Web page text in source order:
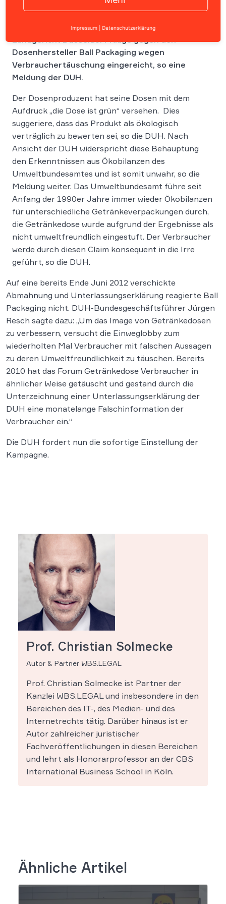
Die Deutsche Umwelthilfe e.V. (DUH) hat beim
Landgericht Düsseldorf Klage gegen den
Dosenhersteller Ball Packaging wegen
Verbrauchertäuschung eingereicht, so eine
Meldung der DUH.
Der Dosenproduzent hat seine Dosen mit dem
Aufdruck „die Dose ist grün“ versehen. Dies
suggeriere, dass das Produkt als ökologisch
verträglich zu bewerten sei, so die DUH. Nach
Ansicht der DUH widerspricht diese Behauptung
den Erkenntnissen aus Ökobilanzen des
Umweltbundesamtes und ist somit unwahr, so die
Meldung weiter. Das Umweltbundesamt führe seit
Anfang der 1990er Jahre immer wieder Ökobilanzen
für unterschiedliche Getränkeverpackungen durch,
die Getränkedose wurde aufgrund der Ergebnisse als
nicht umweltfreundlich eingestuft. Der Verbraucher
werde durch diesen Claim konsequent in die Irre
geführt, so die DUH.
Auf eine bereits Ende Juni 2012 verschickte
Abmahnung und Unterlassungserklärung reagierte Ball
Packaging nicht. DUH-Bundesgeschäftsführer Jürgen
Resch sagte dazu: „Um das Image von Getränkedosen
zu verbessern, versucht die Einweglobby zum
wiederholten Mal Verbraucher mit falschen Aussagen
zu deren Umweltfreundlichkeit zu täuschen. Bereits
2010 hat das Forum Getränkedose Verbraucher in
ähnlicher Weise getäuscht und gestand durch die
Unterzeichnung einer Unterlassungserklärung der
DUH eine monatelange Falschinformation der
Verbraucher ein.“
Die DUH fordert nun die sofortige Einstellung der
Kampagne.
Prof. Christian Solmecke
Autor & Partner WBS.LEGAL
Prof. Christian Solmecke ist Partner der
Kanzlei WBS.LEGAL und insbesondere in den
Bereichen des IT-, des Medien- und des
Internetrechts tätig. Darüber hinaus ist er
Autor zahlreicher juristischer
Fachveröffentlichungen in diesen Bereichen
und lehrt als Honorarprofessor an der CBS
International Business School in Köln.
Ähnliche Artikel
Impressum Datenschutzerklärung